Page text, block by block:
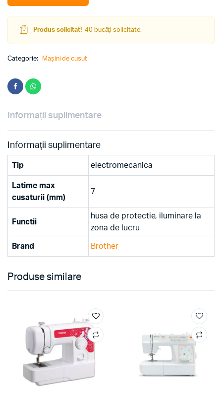
Produs solicitat! 40 bucăți solicitate.
Categorie: Mașini de cusut
Informații suplimentare
Informații suplimentare
Tip electromecanica
Latime max
cusaturii (mm)
7
Functii
husa de protectie, iluminare la
zona de lucru
Brand Brother
Produse similare